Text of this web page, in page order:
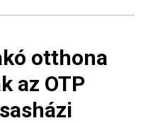
otthona
az OTP